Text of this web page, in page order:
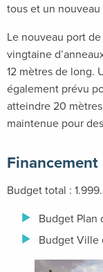
tous et un
Le nouveau port
vingtaine
12 mètres de long.
également prévu
atteindre 20
maintenue pour
Financement
Budget total :
Budget Plan
Budget Ville